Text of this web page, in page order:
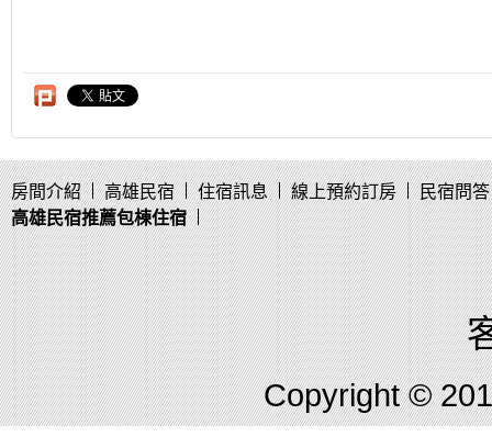
房間介紹 高雄民宿 住宿訊息 線上預約訂房
民宿問答
高雄民宿推薦包棟住宿
Copyright ©